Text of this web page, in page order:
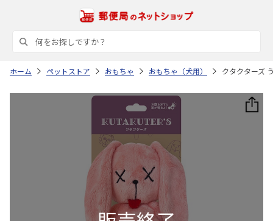
ホーム ペットストア おもちゃ おもちゃ（犬用） クタクターズ